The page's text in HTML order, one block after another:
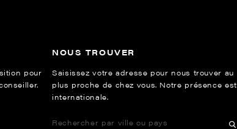
pour
NOUS TROUVER
Saisissez votre adresse pour nous trouver au
plus proche de chez vous. Notre présence est
internationale.